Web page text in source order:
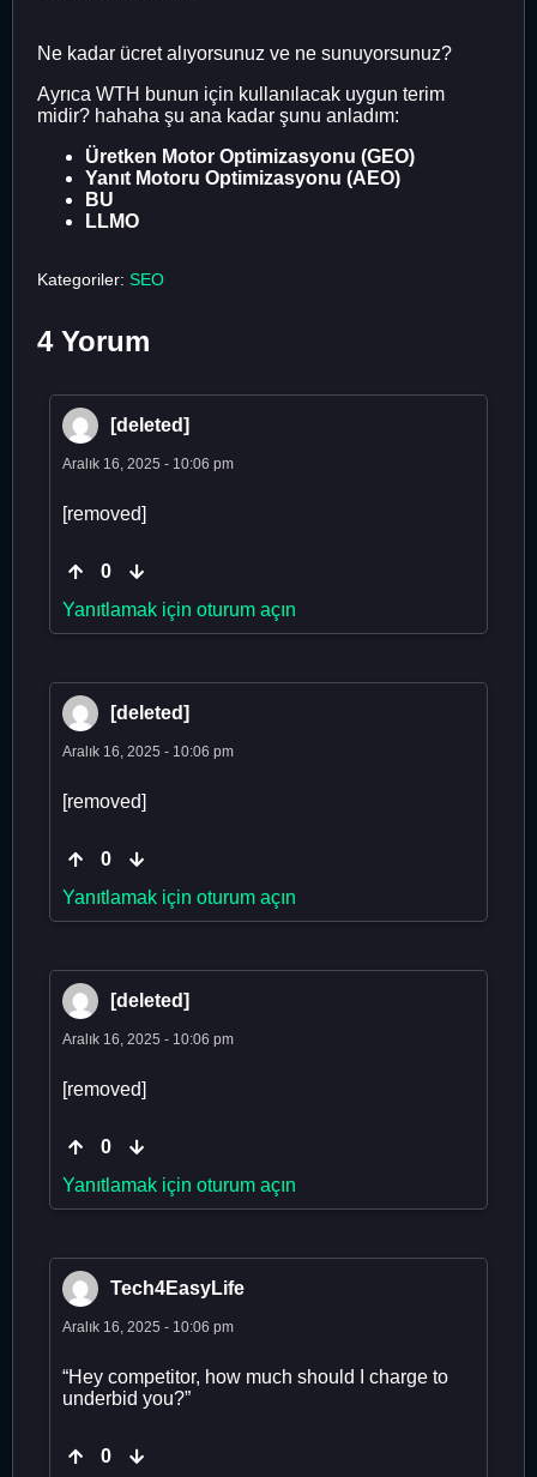
Ne kadar ücret alıyorsunuz ve ne sunuyorsunuz?
Ayrıca WTH bunun için kullanılacak uygun terim
midir? hahaha şu ana kadar şunu anladım:
Üretken Motor Optimizasyonu (GEO)
Yanıt Motoru Optimizasyonu (AEO)
BU
LLMO
Kategoriler: SEO
4 Yorum
[deleted]
Aralık 16, 2025 - 10:06 pm
[removed]
0
Yanıtlamak için oturum açın
[deleted]
Aralık 16, 2025 - 10:06 pm
[removed]
0
Yanıtlamak için oturum açın
[deleted]
Aralık 16, 2025 - 10:06 pm
[removed]
0
Yanıtlamak için oturum açın
Tech4EasyLife
Aralık 16, 2025 - 10:06 pm
“Hey competitor, how much should I charge to
underbid you?”
0